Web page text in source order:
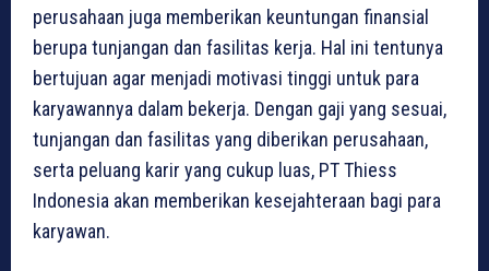
perusahaan juga memberikan keuntungan finansial
berupa tunjangan dan fasilitas kerja. Hal ini tentunya
bertujuan agar menjadi motivasi tinggi untuk para
karyawannya dalam bekerja. Dengan gaji yang sesuai,
tunjangan dan fasilitas yang diberikan perusahaan,
serta peluang karir yang cukup luas, PT Thiess
Indonesia akan memberikan kesejahteraan bagi para
karyawan.